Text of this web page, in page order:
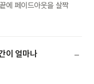
에 페이드아웃을 살짝
이 얼마나